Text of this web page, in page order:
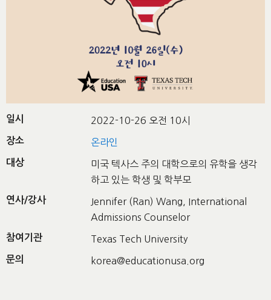
일시 2022-10-26 오전 10시
장소 온라인
대상
미국 텍사스 주의 대학으로의 유학을 생각
하고 있는 학생 및 학부모
연사/강사
Jennifer (Ran) Wang, International
Admissions Counselor
참여기관 Texas Tech University
문의 korea@educationusa.org